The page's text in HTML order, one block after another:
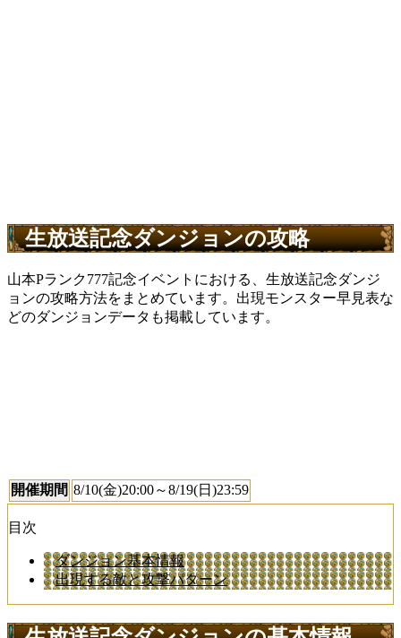
生放送記念ダンジョンの攻略
山本Pランク777記念イベントにおける、生放送記念ダンジ
ョンの攻略方法をまとめています。出現モンスター早見表な
どのダンジョンデータも掲載しています。
開催期間 8/10(金)20:00～8/19(日)23:59
目次
ダンジョン基本情報
出現する敵と攻撃パターン